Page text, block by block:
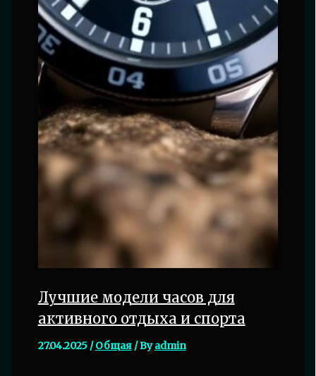
Лучшие модели часов для
активного отдыха и спорта
27.04.2025 /Общая/ Byadmin